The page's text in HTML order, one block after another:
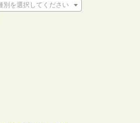
別を選択してください
てください